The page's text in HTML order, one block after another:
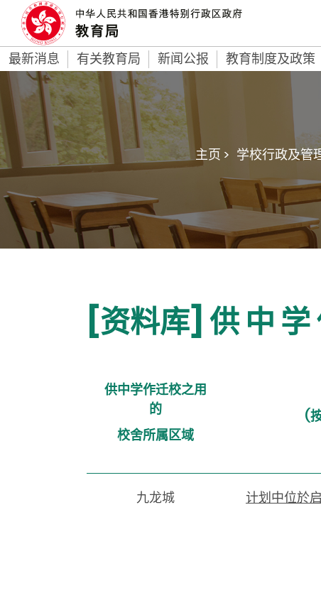
最新消息 有关教育局 新闻公报 教育制度及政策
主页 > 学校行政及管
[资料库] 供 中 学
供中学作迁校之用
的
校舍所属区域
(
九龙城 计划中位於